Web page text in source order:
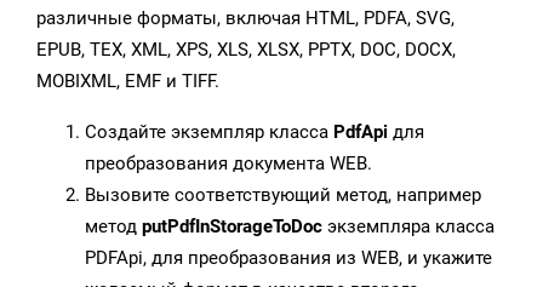
различные форматы, включая HTML, PDFA, SVG,
EPUB, TEX, XML, XPS, XLS, XLSX, PPTX, DOC, DOCX,
MOBIXML, EMF и TIFF.
Создайте экземпляр класса PdfApi для
преобразования документа WEB.
Вызовите соответствующий метод, например
метод putPdfInStorageToDoc экземпляра класса
PDFApi, для преобразования из WEB, и укажите